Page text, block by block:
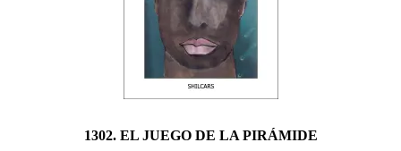
1302. EL JUEGO DE LA PIRÁMIDE